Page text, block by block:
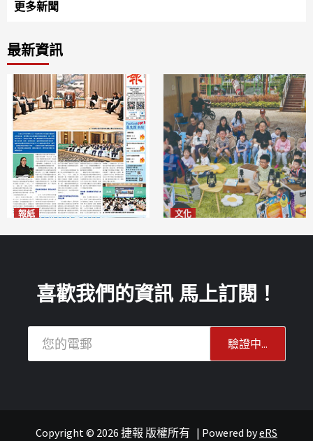
更多新聞
最新資訊
報紙 文化
喜歡我們的資訊 馬上訂閱！
Copyright © 2026 捷報 版權所有 | Powered byeRS